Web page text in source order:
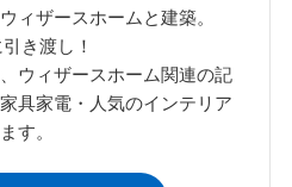
ィザースホームと建築。
き渡し！
ウィザースホーム関連の記
具家電・人気のインテリア
す。